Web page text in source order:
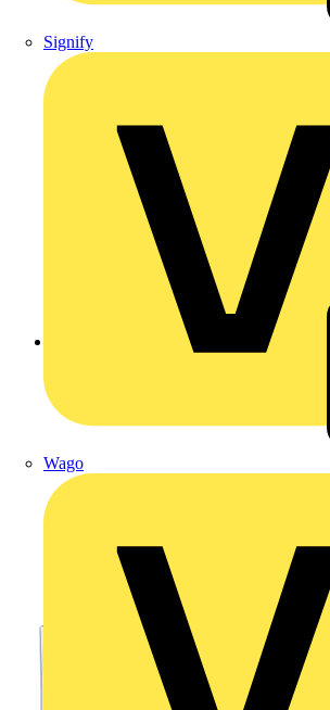
Signify
Wago